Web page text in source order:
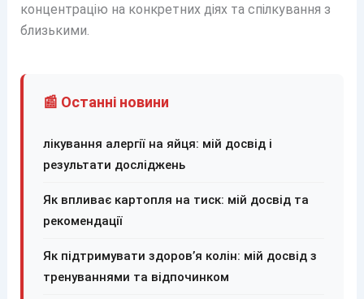
концентрацію на конкретних діях та спілкування з
близькими.
📰 Останні новини
лікування алергії на яйця: мій досвід і
результати досліджень
Як впливає картопля на тиск: мій досвід та
рекомендації
Як підтримувати здоров’я колін: мій досвід з
тренуваннями та відпочинком